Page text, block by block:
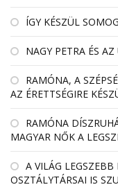
ÍGY KÉSZÜL
NAGY PETRA ÉS
RAMÓNA, A
AZ ÉRETTSÉGIRE
RAMÓNA
MAGYAR NŐK A
A VILÁG
OSZTÁLYTÁRSAI IS